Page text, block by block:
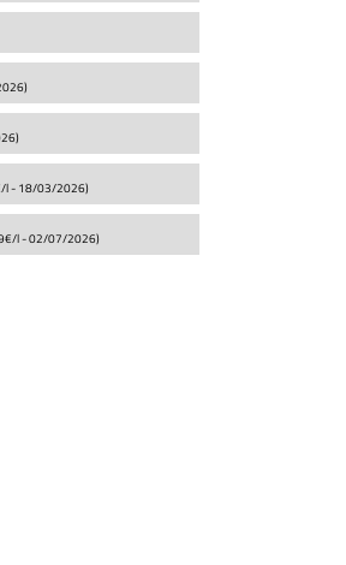
l - 18/03/2026)
l -02/07/2026)